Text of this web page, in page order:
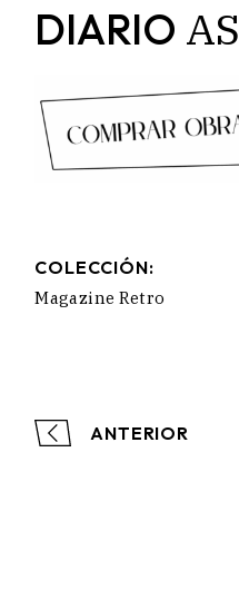
DIARIO AS
COLECCIÓN:
Magazine Retro
ANTERIOR